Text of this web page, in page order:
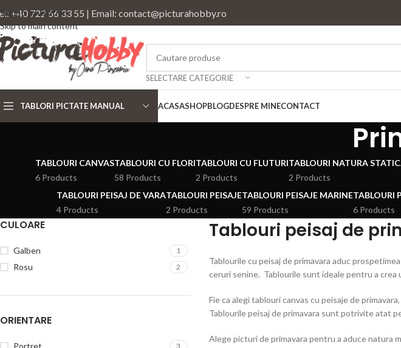
Skip to navigation
Skip to main content
+40 722 66 33 55 | Email: contact@picturahobby.ro
SELECTARE CATEGORIE
TABLORI PICTATE MANUAL ACASASHOPBLOGDESPRE MINECONTACT
TABLOURI CANVAS
6 Products
TABLOURI CU FLORI
58 Products
TABLOURI CU FLUTURI
2 Products
TABLOURI NATURA
2 Products
TABLOURI PEISAJ DE VARA
4 Products
TABLOURI PEISAJE
2 Products
TABLOURI PEISAJE MARINE
59 Products
TABLOURI
6 Products
CULOARE
Galben 1
Rosu 2
ORIENTARE
Portret 3
Tablouri peisaj de
Tablourile cu peisaj de primavara aduc
ceruri senine. Tablourile sunt ideale pentru a crea
Fie ca alegi tablouri canvas cu peisaje de
Tablourile peisaj de primavara sunt potrivite atat
Alege picturi de primavara pentru a aduce natura